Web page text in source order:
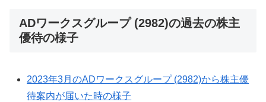
ADワークスグループ (2982)の過去の株主
優待の様子
2023年3月のADワークスグループ (2982)から株主優
待案内が届いた時の様子